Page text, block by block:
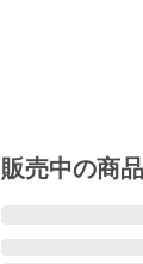
販売中の商品